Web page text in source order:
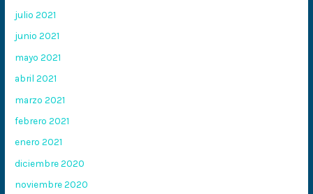
julio 2021
junio 2021
mayo 2021
abril 2021
marzo 2021
febrero 2021
enero 2021
diciembre 2020
noviembre 2020